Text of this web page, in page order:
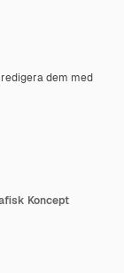
dem med
Koncept